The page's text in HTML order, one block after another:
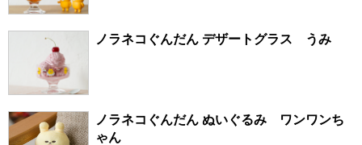
ノラネコぐんだん デザートグラス うみ
ノラネコぐんだん ぬいぐるみ ワンワンち
ゃん